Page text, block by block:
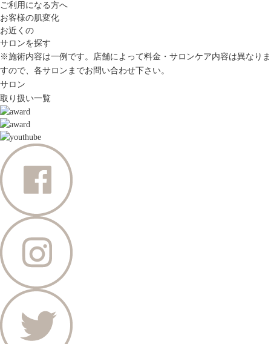
ご利用になる方へ
お客様の肌変化
お近くの
サロンを探す
※施術内容は一例です。店舗によって料金・サロンケア内容は異なりま
すので、各サロンまでお問い合わせ下さい。
サロン
取り扱い一覧